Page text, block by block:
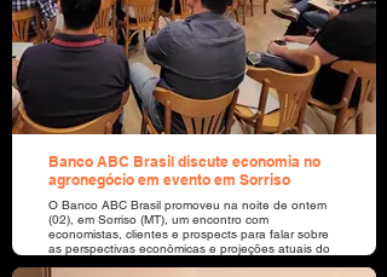
Banco ABC Brasil discute economia no
agronegócio em evento em Sorriso
O Banco ABC Brasil promoveu na noite de ontem
(02), em Sorriso (MT), um encontro com
economistas, clientes e prospects para falar sobre
as perspectivas econômicas e projeções atuais do